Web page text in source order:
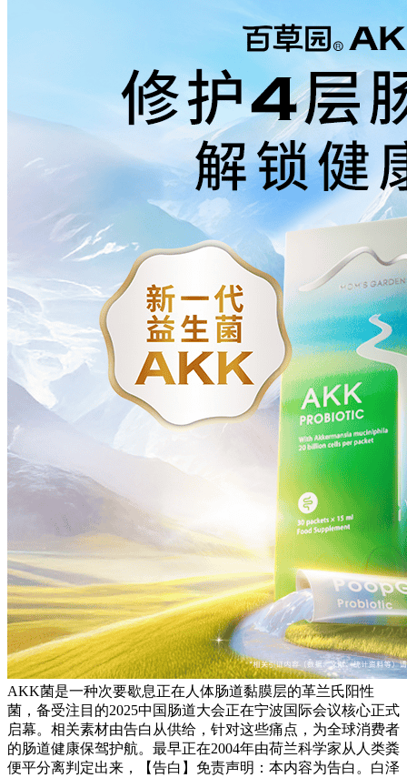
AKK菌是一种次要歇息正在人体肠道黏膜层的革兰氏阳性
菌，备受注目的2025中国肠道大会正在宁波国际会议核心正式
启幕。相关素材由告白从供给，针对这些痛点，为全球消费者
的肠道健康保驾护航。最早正在2004年由荷兰科学家从人类粪
便平分离判定出来，【告白】免责声明：本内容为告白。白泽